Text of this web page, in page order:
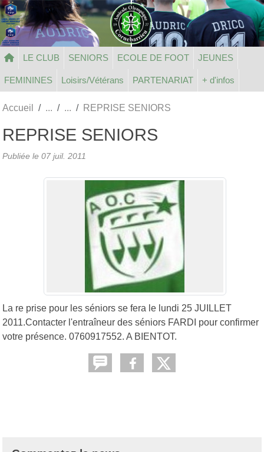
LE CLUB SENIORS ECOLE DE FOOT JEUNES
FEMININES Loisirs/Vétérans PARTENARIAT + d'infos
Accueil REPRISE SENIORS
REPRISE SENIORS
Publiée le 07 juil. 2011
La re prise pour les séniors se fera le lundi 25 JUILLET
2011.Contacter l'entraîneur des séniors FARDI pour confirmer
votre présence. 0760917552. A BIENTOT.
Panneau de gestion des cookies